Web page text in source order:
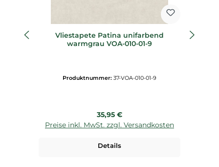
Vliestapete Patina unifarbend
warmgrau VOA-010-01-9
Produktnummer: 37-VOA-010-01-9
Regulärer Preis:
35,95 €
Preise inkl. MwSt. zzgl. Versandkosten
Details